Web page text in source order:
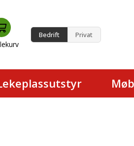
Bedrift Privat